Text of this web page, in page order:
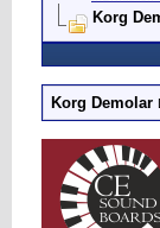
Korg
Korg Demolar